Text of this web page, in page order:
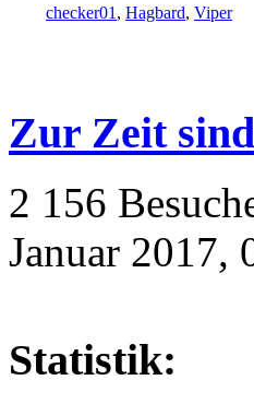
checker01 , Hagbard, Viper
Zur Zeit
2 156
Januar 2017,
Statistik: